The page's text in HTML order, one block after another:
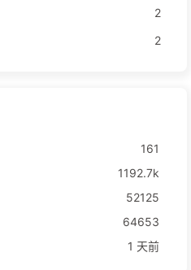
2
2
161
1192.7k
52125
64653
1 天前